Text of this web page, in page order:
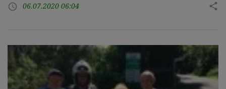
access_time 06.07.2020 06:04 share